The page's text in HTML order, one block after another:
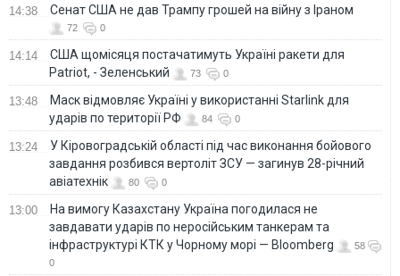
14:38 Сенат США не дав Трампу грошей на війну з Іраном
72 0
14:14
США щомісяця постачатимуть Україні ракети для
Patriot, - Зеленський
73 0
13:48
Маск відмовляє Україні у використанні Starlink для
ударів по території РФ
84 0
13:24
У Кіровоградській області під час виконання бойового
завдання розбився вертоліт ЗСУ — загинув 28-річний
авіатехнік
80 0
13:00
На вимогу Казахстану Україна погодилася не
завдавати ударів по неросійським танкерам та
інфраструктурі КТК у Чорному морі — Bloomberg
58
0